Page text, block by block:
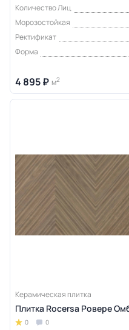
Количество Лиц
Морозостойкая
Ректификат
Форма
4 895 ₽ м2
Керамическая плитка
Плитка Rocersa Ровере
0 0